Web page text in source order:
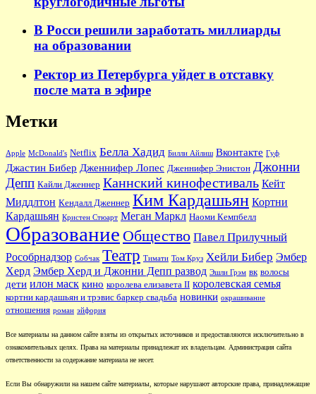
В Росси решили заработать миллиарды
на образовании
Ректор из Петербурга уйдет в отставку
после мата в эфире
Метки
Apple McDonald's Netflix Белла Хадид Билли Айлиш Вконтакте Гуф
Джастин Бибер Дженнифер Лопес Дженнифер Энистон Джонни
Депп Кайли Дженнер Каннский кинофестиваль Кейт
Миддлтон Кендалл Дженнер Ким Кардашьян Кортни
Кардашьян Кристен Стюарт Меган Маркл Наоми Кемпбелл
Образование Общество Павел Прилучный
Рособрнадзор Собчак Театр Тимати Том Круз Хейли Бибер Эмбер
Херд Эмбер Херд и Джонни Депп развод Эшли Грэм вк волосы
дети илон маск кино королева елизавета II королевская семья
кортни кардашьян и трэвис баркер свадьба новинки окрашивание
отношения роман эйфория
Все материалы на данном сайте взяты из открытых источников и предоставляются исключительно в
ознакомительных целях. Права на материалы принадлежат их владельцам. Администрация сайта
ответственности за содержание материала не несет.
Если Вы обнаружили на нашем сайте материалы, которые нарушают авторские права, принадлежащие